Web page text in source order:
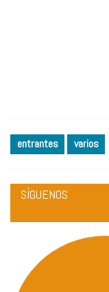
entrantes varios
SÍGUENOS